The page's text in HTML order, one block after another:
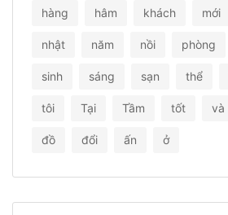
hàng hâm khách mới
nhật năm nồi phòng
sinh sáng sạn thể
tôi Tại Tầm tốt và
đồ đổi ấn ở